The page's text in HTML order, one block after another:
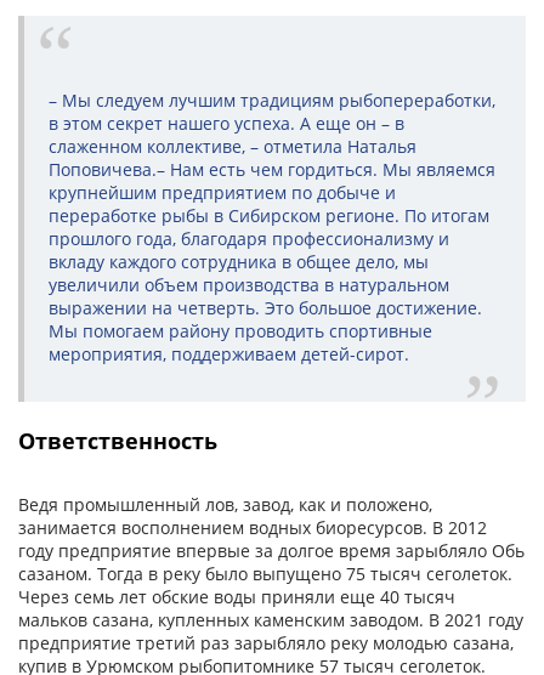
– Мы следуем лучшим традициям рыбопереработки,
в этом секрет нашего успеха. А еще он – в
слаженном коллективе, – отметила Наталья
Поповичева.– Нам есть чем гордиться. Мы являемся
крупнейшим предприятием по добыче и
переработке рыбы в Сибирском регионе. По итогам
прошлого года, благодаря профессионализму и
вкладу каждого сотрудника в общее дело, мы
увеличили объем производства в натуральном
выражении на четверть. Это большое достижение.
Мы помогаем району проводить спортивные
мероприятия, поддерживаем детей-сирот.
Ответственность
Ведя промышленный лов, завод, как и положено,
занимается восполнением водных биоресурсов. В 2012
году предприятие впервые за долгое время зарыбляло Обь
сазаном. Тогда в реку было выпущено 75 тысяч сеголеток.
Через семь лет обские воды приняли еще 40 тысяч
мальков сазана, купленных каменским заводом. В 2021 году
предприятие третий раз зарыбляло реку молодью сазана,
купив в Урюмском рыбопитомнике 57 тысяч сеголеток.